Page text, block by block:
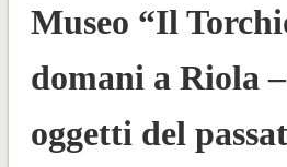
Museo “Il
domani a Riola
oggetti del